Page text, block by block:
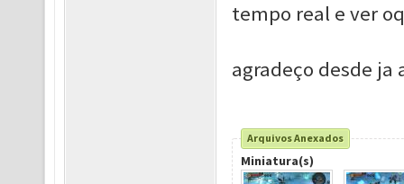
tempo real e ver
agradeço desde ja
Arquivos Anexados
Miniatura(s)